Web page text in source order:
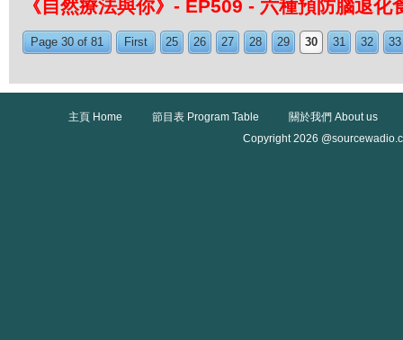
《自然療法與你》- EP509 - 六種預防腦退化
Page 30 of 81 First 25 26 27 28 29 30 31 32 33
主頁 Home 節目表 Program Table
關於我們 About us
Copyright 2026